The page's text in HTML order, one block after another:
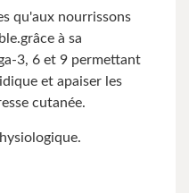
qu'aux nourrissons
à sa
3, 6 et 9 permettant
et apaiser les
cutanée.